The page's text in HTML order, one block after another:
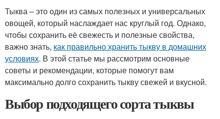
Тыква – это один из самых полезных и универсальных
овощей, который наслаждает нас круглый год. Однако,
чтобы сохранить её свежесть и полезные свойства,
важно знать, как правильно хранить тыкву в домашних
условиях. В этой статье мы рассмотрим основные
советы и рекомендации, которые помогут вам
максимально долго сохранить тыкву свежей и вкусной.
Выбор подходящего сорта тыквы